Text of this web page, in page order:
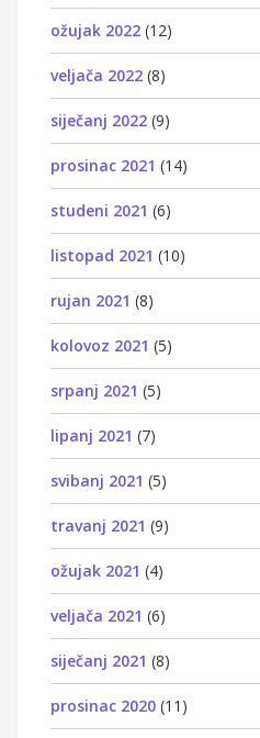
ožujak 2022 (12)
veljača 2022 (8)
siječanj 2022 (9)
prosinac 2021 (14)
studeni 2021 (6)
listopad 2021 (10)
rujan 2021 (8)
kolovoz 2021 (5)
srpanj 2021 (5)
lipanj 2021 (7)
svibanj 2021 (5)
travanj 2021 (9)
ožujak 2021 (4)
veljača 2021 (6)
siječanj 2021 (8)
prosinac 2020 (11)